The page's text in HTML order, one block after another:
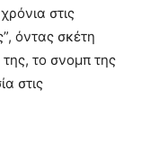
στις
όντας σκέτη
το σνομπ της
στις